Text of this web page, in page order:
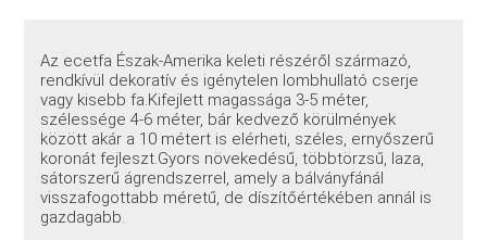
Az ecetfa Észak-Amerika keleti részéről származó,
rendkívül dekoratív és igénytelen lombhullató cserje
vagy kisebb fa.Kifejlett magassága 3-5 méter,
szélessége 4-6 méter, bár kedvező körülmények
között akár a 10 métert is elérheti, széles, ernyőszerű
koronát fejleszt.Gyors növekedésű, többtörzsű, laza,
sátorszerű ágrendszerrel, amely a bálványfánál
visszafogottabb méretű, de díszítőértékében annál is
gazdagabb.